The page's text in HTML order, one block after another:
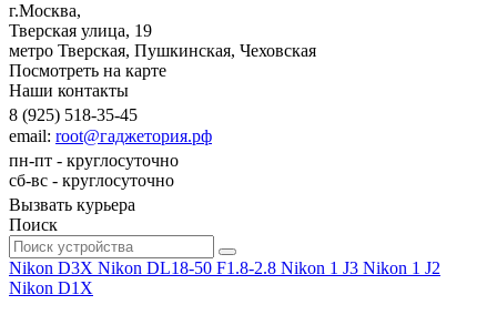
г.Москва,
Тверская улица, 19
метро Тверская, Пушкинская, Чеховская
Посмотреть на карте
Наши контакты
8 (925) 518-35-45
email: root@гаджетория.рф
пн-пт - круглосуточно
сб-вс - круглосуточно
Вызвать курьера
Поиск
Nikon D3X Nikon DL18-50 F1.8-2.8 Nikon 1 J3 Nikon 1 J2
Nikon D1X